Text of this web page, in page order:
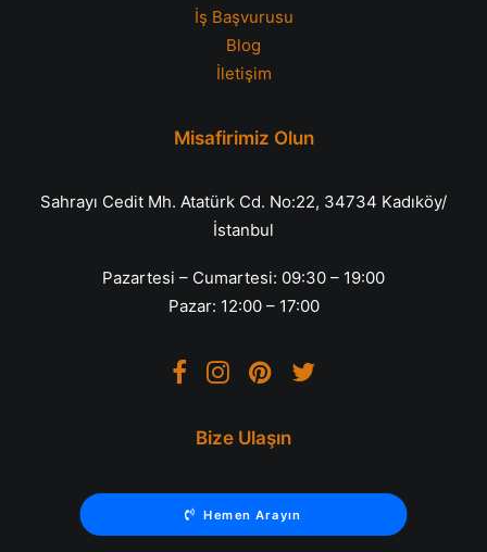
İş Başvurusu
Blog
İletişim
Misafirimiz Olun
Sahrayı Cedit Mh. Atatürk Cd. No:22, 34734 Kadıköy/
İstanbul
Pazartesi – Cumartesi: 09:30 – 19:00
Pazar: 12:00 – 17:00
Bize Ulaşın
Hemen Arayın